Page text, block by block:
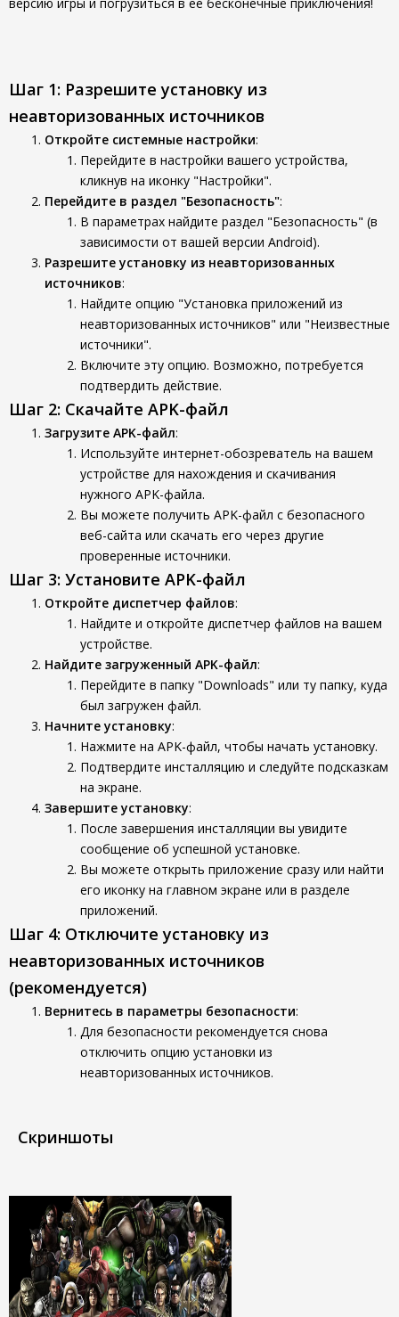
Шаг 1: Разрешите установку из
неавторизованных источников
Откройте системные настройки:
Перейдите в настройки вашего устройства,
кликнув на иконку "Настройки".
Перейдите в раздел "Безопасность":
В параметрах найдите раздел "Безопасность" (в
зависимости от вашей версии Android).
Разрешите установку из неавторизованных
источников:
Найдите опцию "Установка приложений из
неавторизованных источников" или "Неизвестные
источники".
Включите эту опцию. Возможно, потребуется
подтвердить действие.
Шаг 2: Скачайте APK-файл
Загрузите APK-файл:
Используйте интернет-обозреватель на вашем
устройстве для нахождения и скачивания
нужного APK-файла.
Вы можете получить APK-файл с безопасного
веб-сайта или скачать его через другие
проверенные источники.
Шаг 3: Установите APK-файл
Откройте диспетчер файлов:
Найдите и откройте диспетчер файлов на вашем
устройстве.
Найдите загруженный APK-файл:
Перейдите в папку "Downloads" или ту папку, куда
был загружен файл.
Начните установку:
Нажмите на APK-файл, чтобы начать установку.
Подтвердите инсталляцию и следуйте подсказкам
на экране.
Завершите установку:
После завершения инсталляции вы увидите
сообщение об успешной установке.
Вы можете открыть приложение сразу или найти
его иконку на главном экране или в разделе
приложений.
Шаг 4: Отключите установку из
неавторизованных источников
(рекомендуется)
Вернитесь в параметры безопасности:
Для безопасности рекомендуется снова
отключить опцию установки из
неавторизованных источников.
Скриншоты